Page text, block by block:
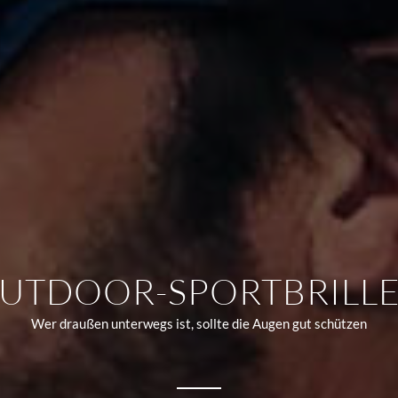
Wer draußen unterwegs ist, sollte die Augen gut schützen